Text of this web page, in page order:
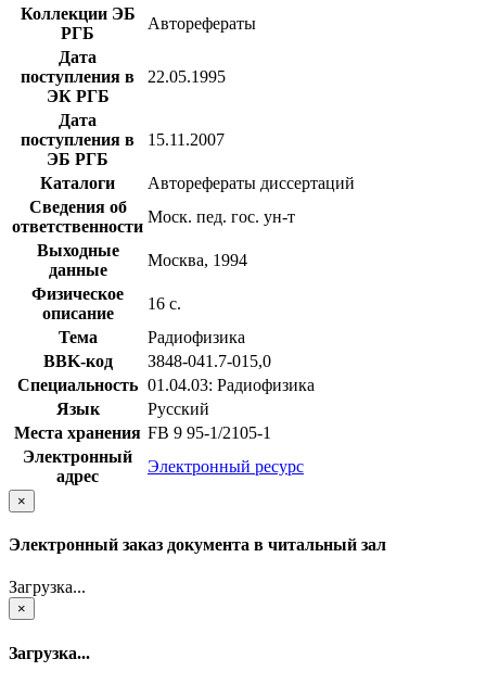
Коллекции ЭБ
РГБ
Авторефераты
Дата
поступления в
ЭК РГБ
22.05.1995
Дата
поступления в
ЭБ РГБ
15.11.2007
Каталоги
Авторефераты диссертаций
Сведения об
ответственности
Моск. пед. гос. ун-т
Выходные
данные
Москва, 1994
Физическое
описание
16 с.
Тема
Радиофизика
BBK-код
З848-041.7-015,0
Специальность 01.04.03: Радиофизика
Язык
Русский
Места хранения FB 9 95-1/2105-1
Электронный
адрес
Электронный ресурс
×
Электронный заказ документа в читальный зал
Загрузка...
×
Загрузка...